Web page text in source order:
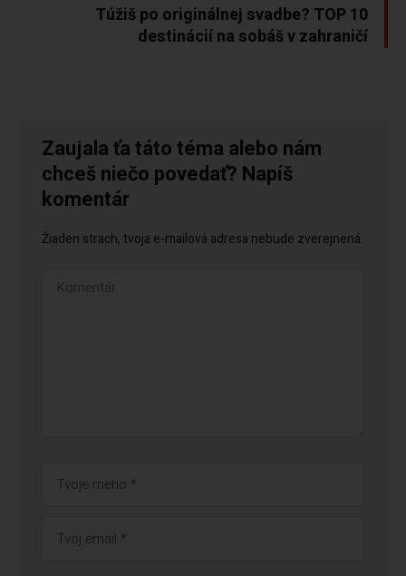
Túžiš po originálnej svadbe? TOP 10
destinácií na sobáš v zahraničí
Zaujala ťa táto téma alebo nám
chceš niečo povedať? Napíš
komentár
Žiaden strach, tvoja e-mailová adresa nebude zverejnená.